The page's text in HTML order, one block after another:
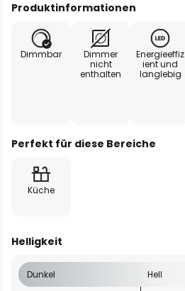
Produktinformationen
Dimmbar
Dimmer
nicht
enthalten
Energieeffiz
ient und
langlebig
Perfekt für diese Bereiche
Küche
Helligkeit
Dunkel Hell